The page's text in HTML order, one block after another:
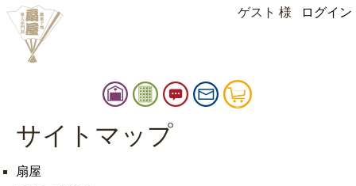
扇屋
ゲスト 様 ログイン
扇
屋
舗
御
品
書
お
知
お
問
サイトマップ
扇屋
facebook